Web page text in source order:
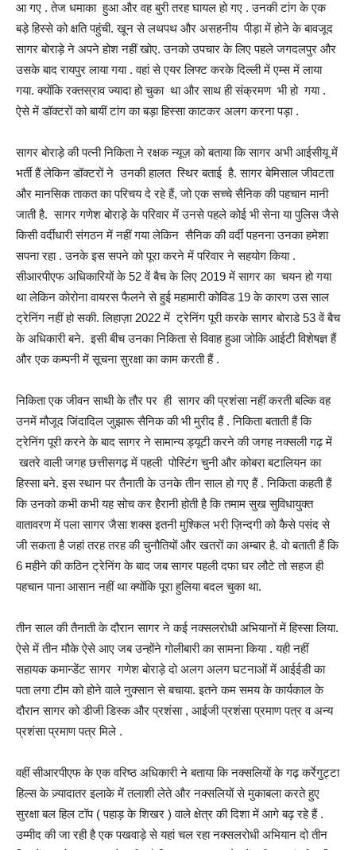
आ गए . तेज धमाका हुआ और वह बुरी तरह घायल हो गए . उनकी टांग के एक
बड़े हिस्से को क्षति पहुंची. खून से लथपथ और असहनीय पीड़ा में होने के बावजूद
सागर बोराड़े ने अपने होश नहीं खोए. उनको उपचार के लिए पहले जगदलपुर और
उसके बाद रायपुर लाया गया . वहां से एयर लिफ्ट करके दिल्ली में एम्स में लाया
गया. क्योंकि रक्तस्राव ज्यादा हो चुका था और साथ ही संक्रमण भी हो गया .
ऐसे में डॉक्टरों को बायीं टांग का बड़ा हिस्सा काटकर अलग करना पड़ा .
सागर बोराड़े की पत्नी निकिता ने रक्षक न्यूज़ को बताया कि सागर अभी आईसीयू में
भर्ती हैं लेकिन डॉक्टरों ने उनकी हालत स्थिर बताई है. सागर बेमिसाल जीवटता
और मानसिक ताकत का परिचय दे रहे हैं, जो एक सच्चे सैनिक की पहचान मानी
जाती है. सागर गणेश बोराड़े के परिवार में उनसे पहले कोई भी सेना या पुलिस जैसे
किसी वर्दीधारी संगठन में नहीं गया लेकिन सैनिक की वर्दी पहनना उनका हमेशा
सपना रहा . उनके इस सपने को पूरा करने में परिवार ने सहयोग किया .
सीआरपीएफ अधिकारियों के 52 वें बैच के लिए 2019 में सागर का चयन हो गया
था लेकिन कोरोना वायरस फैलने से हुई महामारी कोविड 19 के कारण उस साल
ट्रेनिंग नहीं हो सकी. लिहाज़ा 2022 में ट्रेनिंग पूरी करके सागर बोराडे 53 वें बैच
के अधिकारी बने. इसी बीच उनका निकिता से विवाह हुआ जोकि आईटी विशेषज्ञ हैं
और एक कम्पनी में सूचना सुरक्षा का काम करती हैं .
निकिता एक जीवन साथी के तौर पर ही सागर की प्रशंसा नहीं करती बल्कि वह
उनमें मौजूद जिंदादिल जुझारू सैनिक की भी मुरीद हैं . निकिता बताती हैं कि
ट्रेनिंग पूरी करने के बाद सागर ने सामान्य ड्यूटी करने की जगह नक्सली गढ़ में
खतरे वाली जगह छत्तीसगढ़ में पहली पोस्टिंग चुनी और कोबरा बटालियन का
हिस्सा बने. इस स्थान पर तैनाती के उनके तीन साल हो गए हैं . निकिता कहती हैं
कि उनको कभी कभी यह सोच कर हैरानी होती है कि तमाम सुख सुविधायुक्त
वातावरण में पला सागर जैसा शक्स इतनी मुश्किल भरी ज़िन्दगी को कैसे पसंद से
जी सकता है जहां तरह तरह की चुनौतियों और खतरों का अम्बार है. वो बताती हैं कि
6 महीने की कठिन ट्रेनिंग के बाद जब सागर पहली दफा घर लौटे तो सहज ही
पहचान पाना आसान नहीं था क्योंकि पूरा हुलिया बदल चुका था.
तीन साल की तैनाती के दौरान सागर ने कई नक्सलरोधी अभियानों में हिस्सा लिया.
ऐसे में तीन मौके ऐसे आए जब उन्होंने गोलीबारी का सामना किया . यही नहीं
सहायक कमान्डेंट सागर गणेश बोराड़े दो अलग अलग घटनाओं में आईईडी का
पता लगा टीम को होने वाले नुक्सान से बचाया. इतने कम समय के कार्यकाल के
दौरान सागर को डीजी डिस्क और प्रशंसा , आईजी प्रशंसा प्रमाण पत्र व अन्य
प्रशंसा प्रमाण पत्र मिले .
वहीं सीआरपीएफ के एक वरिष्ठ अधिकारी ने बताया कि नक्सलियों के गढ़ कर्रेगुट्टा
हिल्स के ज़्यादातर इलाके में तलाशी लेते और नक्सलियों से मुकाबला करते हुए
सुरक्षा बल हिल टॉप ( पहाड़ के शिखर ) वाले क्षेत्र की दिशा में आगे बढ़ रहे हैं .
उम्मीद की जा रही है एक पखवाड़े से यहां चल रहा नक्सलरोधी अभियान दो तीन